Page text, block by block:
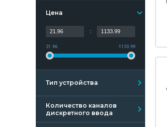
Цена
:
21.96 1133.99
Тип устройства
Количество каналов
дискретного ввода